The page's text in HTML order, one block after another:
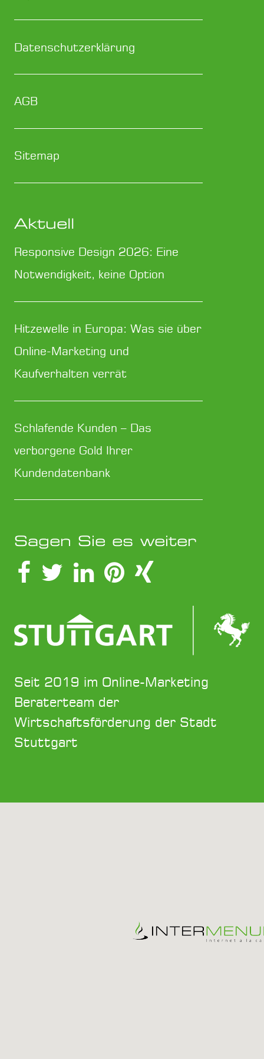
Datenschutzerklärung
AGB
Sitemap
Aktuell
Responsive Design 2026: Eine
Notwendigkeit, keine Option
Hitzewelle in Europa: Was sie über
Online-Marketing und
Kaufverhalten verrät
Schlafende Kunden – Das
verborgene Gold Ihrer
Kundendatenbank
Sagen Sie es weiter
Seit 2019 im Online-Marketing
Beraterteam der
Wirtschaftsförderung der Stadt
Stuttgart